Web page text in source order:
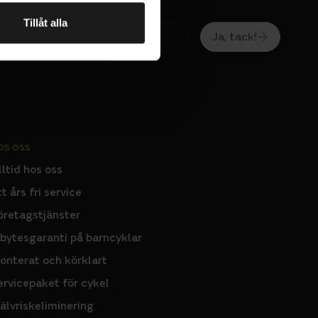
Tillåt alla
Ja, tack!
OSS
hos oss
års fri service
på barncyklar
och körklart
för cykel